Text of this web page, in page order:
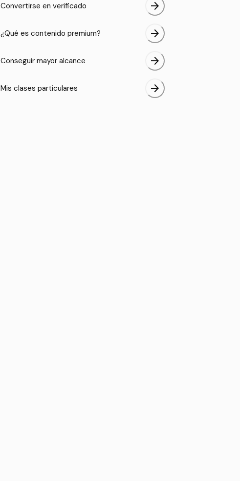
Convertirse en verificado arrow_forward
¿Qué es contenido premium? arrow_forward
Conseguir mayor alcance arrow_forward
Mis clases particulares arrow_forward